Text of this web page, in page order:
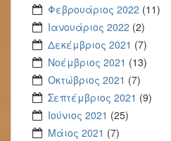
Φεβρουάριος 2022 (11)
Ιανουάριος 2022 (2)
Δεκέμβριος 2021 (7)
Νοέμβριος 2021 (13)
Οκτώβριος 2021 (7)
Σεπτέμβριος 2021 (9)
Ιούνιος 2021 (25)
Μάιος 2021 (7)